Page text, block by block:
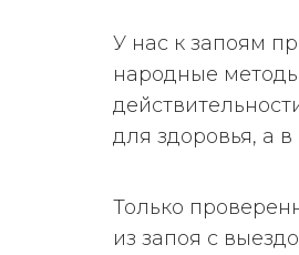
У нас к запоям
народные
для здоровья, а
Только
из запоя с